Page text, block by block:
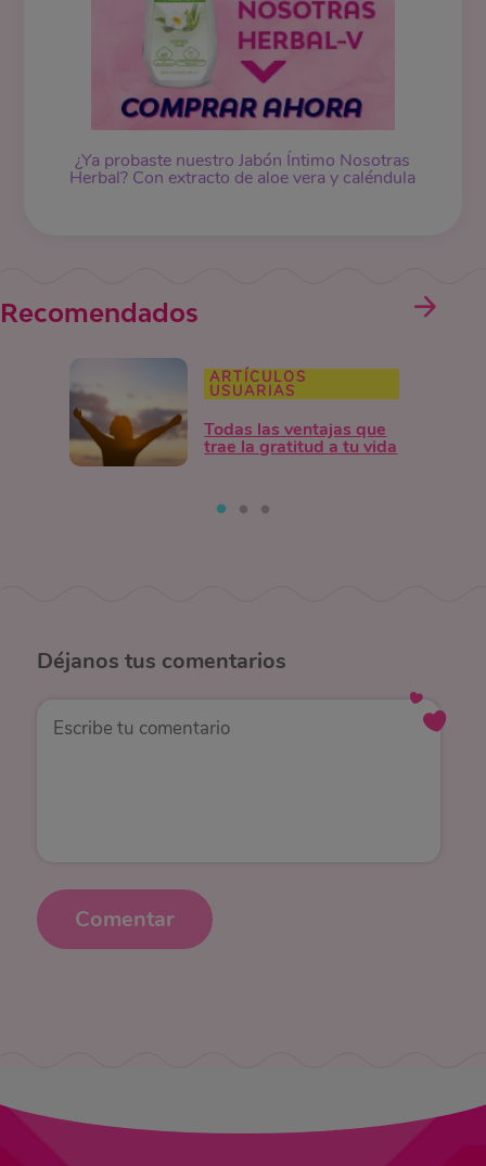
¿Ya probaste nuestro Jabón Íntimo Nosotras
Herbal? Con extracto de aloe vera y caléndula
Recomendados
ARTÍCULOS
USUARIAS
Todas las ventajas que
trae la gratitud a tu vida
Déjanos tus comentarios
Comentar